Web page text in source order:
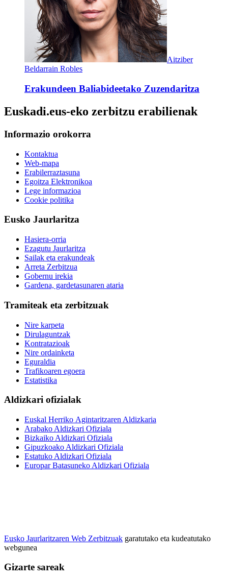
Aitziber
Beldarrain Robles
Erakundeen Baliabideetako Zuzendaritza
Euskadi.eus-eko zerbitzu erabilienak
Informazio orokorra
Kontaktua
Web-mapa
Erabilerraztasuna
Egoitza Elektronikoa
Lege informazioa
Cookie politika
Eusko Jaurlaritza
Hasiera-orria
Ezagutu Jaurlaritza
Sailak eta erakundeak
Arreta Zerbitzua
Gobernu irekia
Gardena, gardetasunaren ataria
Tramiteak eta zerbitzuak
Nire karpeta
Dirulaguntzak
Kontratazioak
Nire ordainketa
Eguraldia
Trafikoaren egoera
Estatistika
Aldizkari ofizialak
Euskal Herriko Agintaritzaren Aldizkaria
Arabako Aldizkari Ofiziala
Bizkaiko Aldizkari Ofiziala
Gipuzkoako Aldizkari Ofiziala
Estatuko Aldizkari Ofiziala
Europar Batasuneko Aldizkari Ofiziala
Eusko Jaurlaritzaren Web Zerbitzuak garatutako eta kudeatutako
webgunea
Gizarte sareak